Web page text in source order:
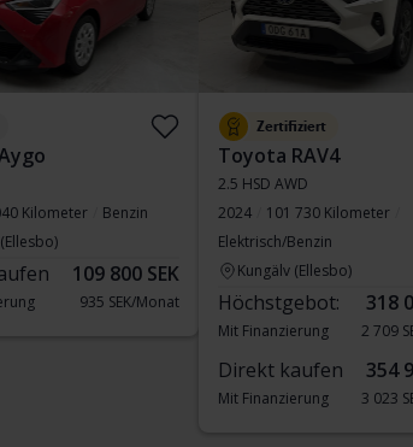
Kilometer
Benzin
109 800 SEK
935 SEK/Monat
Zertifiziert
Toyota RAV4
2.5 HSD AWD
2024
101 730 Kilometer
Elektrisch/Benzin
Kungälv (Ellesbo)
Höchstgebot: 318
Mit Finanzierung 2 709
Direkt kaufen 354
Mit Finanzierung 3 023